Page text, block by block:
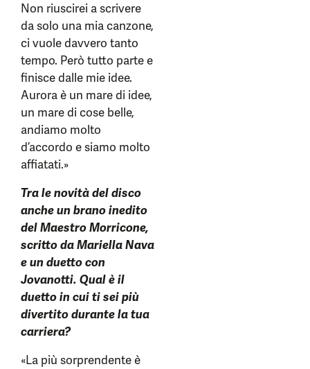
Non riuscirei a scrivere
da solo una mia canzone,
ci vuole davvero tanto
tempo. Però tutto parte e
finisce dalle mie idee.
Aurora è un mare di idee,
un mare di cose belle,
andiamo molto
d’accordo e siamo molto
affiatati.»
Tra le novità del disco
anche un brano inedito
del Maestro Morricone,
scritto da Mariella Nava
e un duetto con
Jovanotti. Qual è il
duetto in cui ti sei più
divertito durante la tua
carriera?
«La più sorprendente è